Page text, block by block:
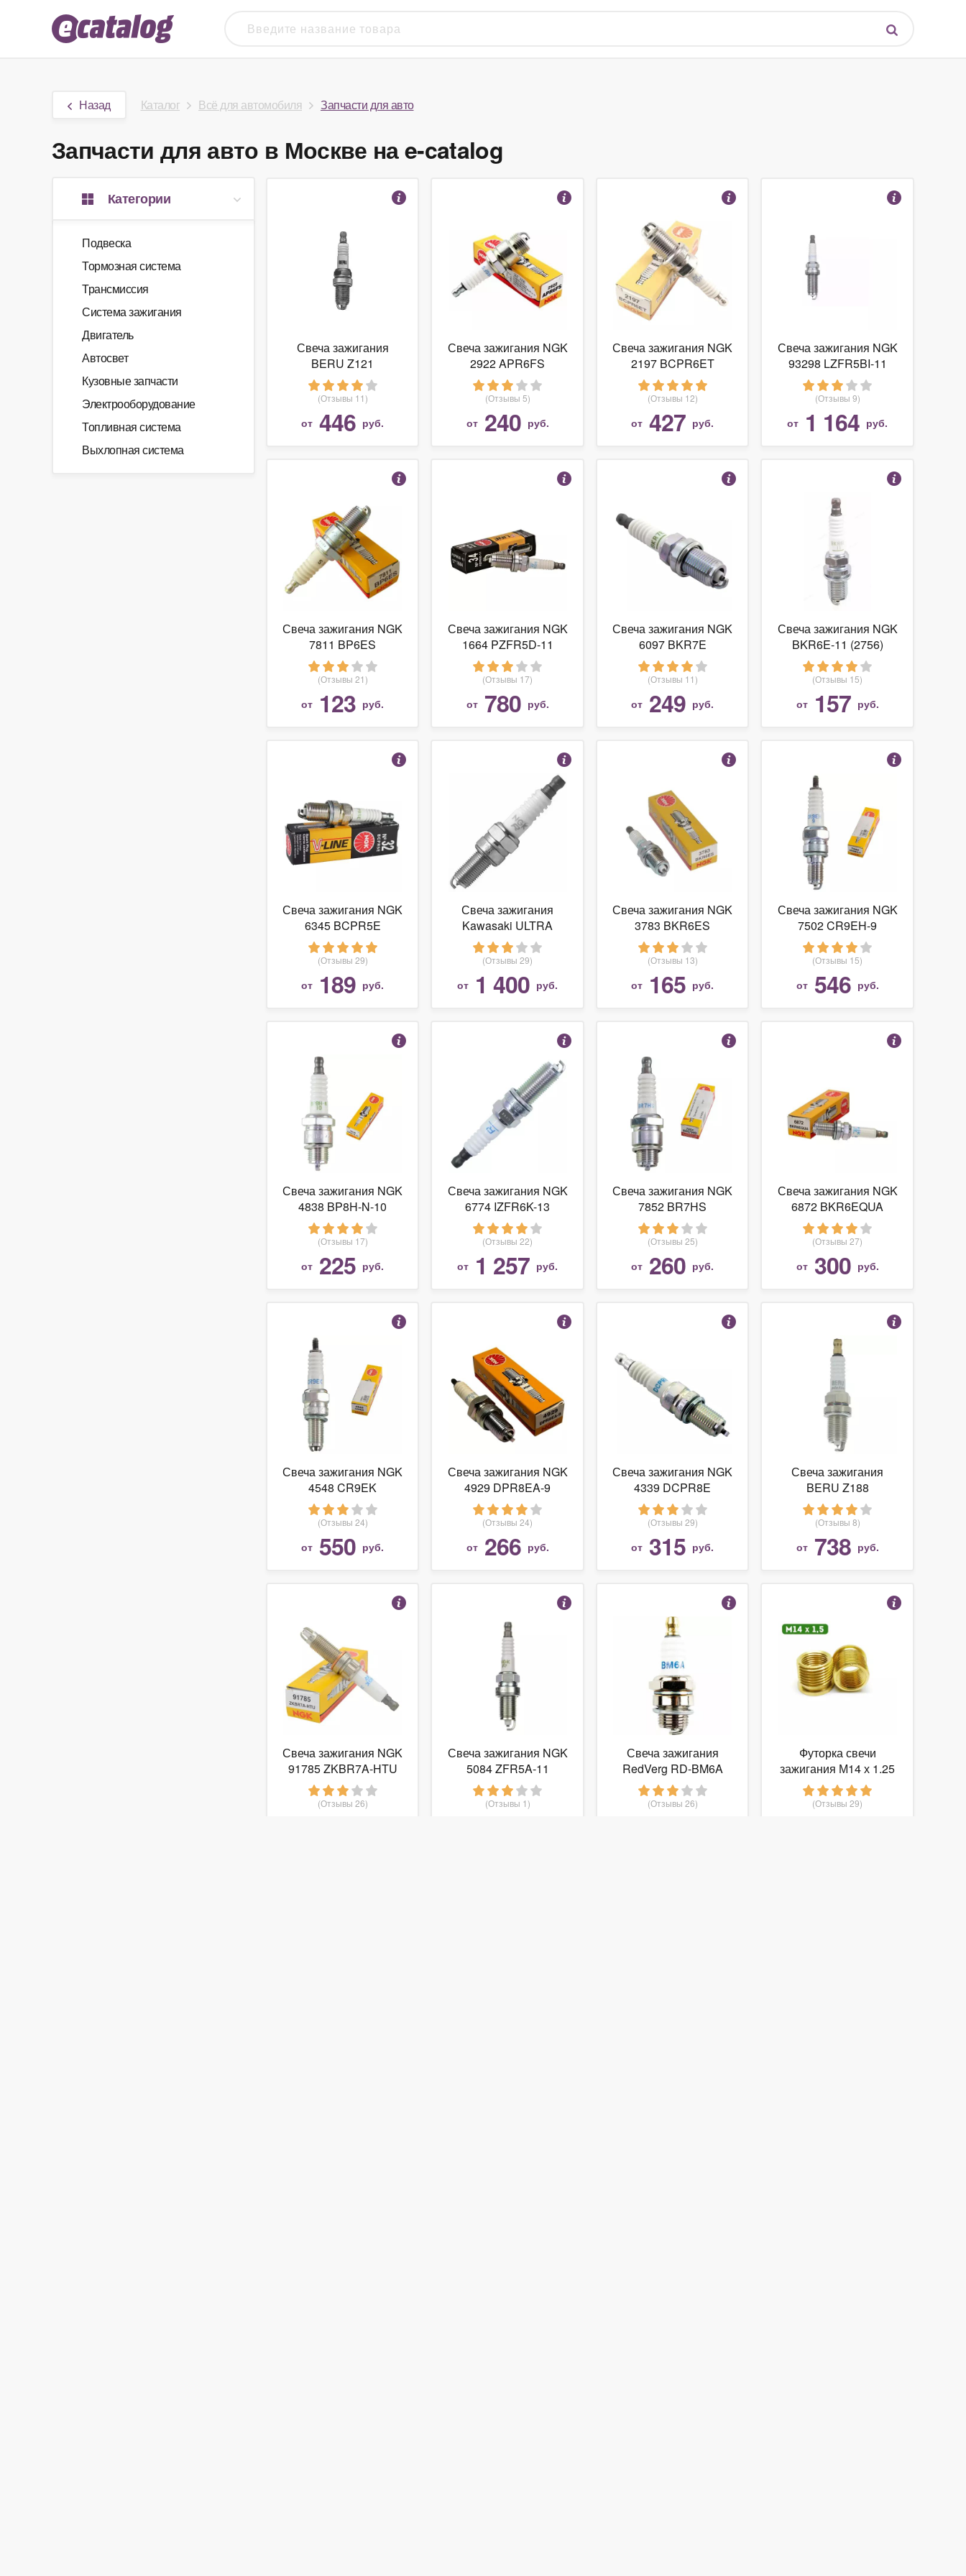
Назад Каталог Всё для автомобиля Запчасти для авто
Запчасти для авто в Москве на e-catalog
Категории
Подвеска
Тормозная система
Трансмиссия
Система зажигания
Двигатель
Автосвет
Кузовные запчасти
Электрооборудование
Топливная система
Выхлопная система
Свеча зажигания
BERU Z121
(Отзывы 11)
от 446 руб.
Свеча зажигания NGK
2922 APR6FS
(Отзывы 5)
от 240 руб.
Свеча зажигания NGK
2197 BCPR6ET
(Отзывы 12)
от 427 руб.
Свеча зажигания NGK
93298 LZFR5BI-11
(Отзывы 9)
от 1 164 руб.
Свеча зажигания NGK
7811 BP6ES
(Отзывы 21)
от 123 руб.
Свеча зажигания NGK
1664 PZFR5D-11
(Отзывы 17)
от 780 руб.
Свеча зажигания NGK
6097 BKR7E
(Отзывы 11)
от 249 руб.
Свеча зажигания NGK
BKR6E-11 (2756)
(Отзывы 15)
от 157 руб.
Свеча зажигания NGK
6345 BCPR5E
(Отзывы 29)
от 189 руб.
Свеча зажигания
Kawasaki ULTRA
PMR9B
(Отзывы 29)
от 1 400 руб.
Свеча зажигания NGK
3783 BKR6ES
(Отзывы 13)
от 165 руб.
Свеча зажигания NGK
7502 CR9EH-9
(Отзывы 15)
от 546 руб.
Свеча зажигания NGK
4838 BP8H-N-10
(Отзывы 17)
от 225 руб.
Свеча зажигания NGK
6774 IZFR6K-13
(Отзывы 22)
от 1 257 руб.
Свеча зажигания NGK
7852 BR7HS
(Отзывы 25)
от 260 руб.
Свеча зажигания NGK
6872 BKR6EQUA
(Отзывы 27)
от 300 руб.
Свеча зажигания NGK
4548 CR9EK
(Отзывы 24)
от 550 руб.
Свеча зажигания NGK
4929 DPR8EA-9
(Отзывы 24)
от 266 руб.
Свеча зажигания NGK
4339 DCPR8E
(Отзывы 29)
от 315 руб.
Свеча зажигания
BERU Z188
(Отзывы 8)
от 738 руб.
Свеча зажигания NGK
91785 ZKBR7A-HTU
(Отзывы 26)
Свеча зажигания NGK
5084 ZFR5A-11
(Отзывы 1)
Свеча зажигания
RedVerg RD-BM6A
для 2Т двигателей, 19
мм
(Отзывы 26)
Футорка свечи
зажигания М14 х 1.25
(Отзывы 29)